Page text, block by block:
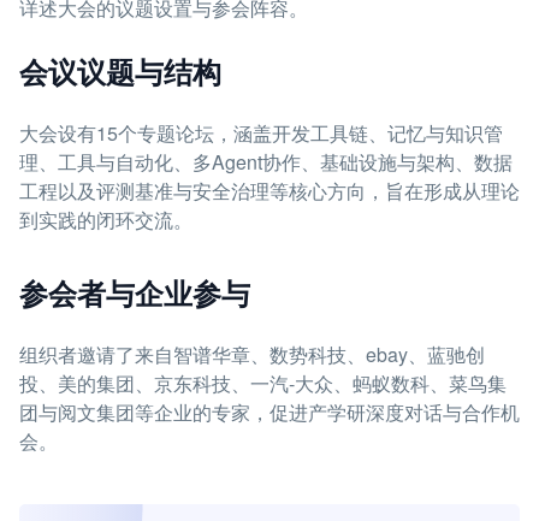
详述大会的议题设置与参会阵容。
会议议题与结构
大会设有15个专题论坛，涵盖开发工具链、记忆与知识管
理、工具与自动化、多Agent协作、基础设施与架构、数据
工程以及评测基准与安全治理等核心方向，旨在形成从理论
到实践的闭环交流。
参会者与企业参与
组织者邀请了来自智谱华章、数势科技、ebay、蓝驰创
投、美的集团、京东科技、一汽-大众、蚂蚁数科、菜鸟集
团与阅文集团等企业的专家，促进产学研深度对话与合作机
会。